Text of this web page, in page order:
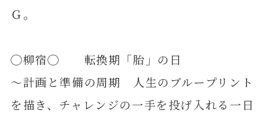
Ｇ。
◯柳宿◯ 転換期「胎」の日
～計画と準備の周期 人生のブループリント
を描き、チャレンジの一手を投げ入れる一日